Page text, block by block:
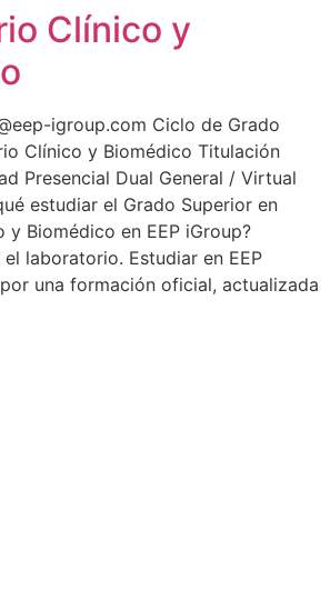
Clínico y
igroup.com Ciclo de Grado
Clínico y Biomédico Titulación
Presencial Dual General / Virtual
estudiar el Grado Superior en
Biomédico en EEP iGroup?
laboratorio. Estudiar en EEP
una formación oficial, actualizada